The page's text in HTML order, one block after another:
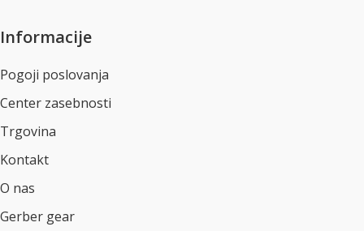
Informacije
Pogoji poslovanja
Center zasebnosti
Trgovina
Kontakt
O nas
Gerber gear